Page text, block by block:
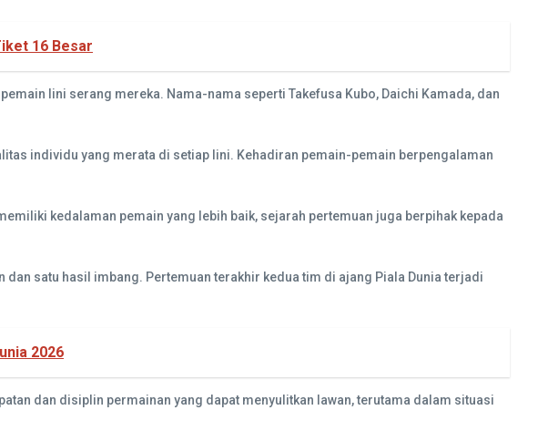
16 Besar
lini serang mereka. Nama-nama seperti Takefusa Kubo, Daichi Kamada, dan
individu yang merata di setiap lini. Kehadiran pemain-pemain berpengalaman
kedalaman pemain yang lebih baik, sejarah pertemuan juga berpihak kepada
satu hasil imbang. Pertemuan terakhir kedua tim di ajang Piala Dunia terjadi
2026
dan disiplin permainan yang dapat menyulitkan lawan, terutama dalam situasi